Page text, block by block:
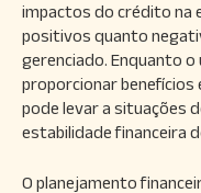
impactos do crédito na
positivos quanto
gerenciado. Enquanto
proporcionar benefícios
pode levar a situações
estabilidade financeira
O planejamento